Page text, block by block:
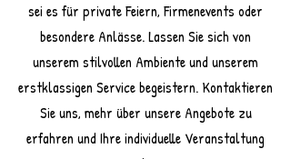
sei es für private Feiern, Firmenevents oder
besondere Anlässe. Lassen Sie sich von
unserem stilvollen Ambiente und unserem
erstklassigen Service begeistern. Kontaktieren
Sie uns, mehr über unsere Angebote zu
erfahren und Ihre individuelle Veranstaltung